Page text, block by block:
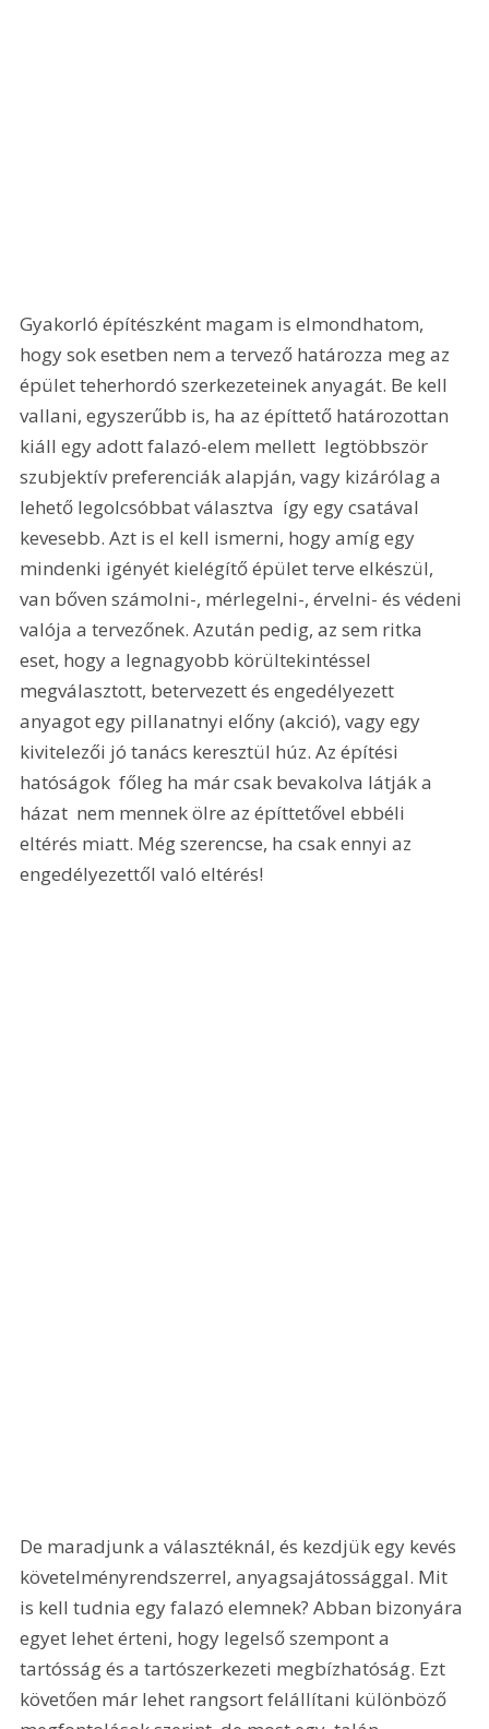
Gyakorló építészként magam is elmondhatom,
hogy sok esetben nem a tervező határozza meg az
épület teherhordó szerkezeteinek anyagát. Be kell
vallani, egyszerűbb is, ha az építtető határozottan
kiáll egy adott falazó-elem mellett  legtöbbször
szubjektív preferenciák alapján, vagy kizárólag a
lehető legolcsóbbat választva  így egy csatával
kevesebb. Azt is el kell ismerni, hogy amíg egy
mindenki igényét kielégítő épület terve elkészül,
van bőven számolni-, mérlegelni-, érvelni- és védeni
valója a tervezőnek. Azután pedig, az sem ritka
eset, hogy a legnagyobb körültekintéssel
megválasztott, betervezett és engedélyezett
anyagot egy pillanatnyi előny (akció), vagy egy
kivitelezői jó tanács keresztül húz. Az építési
hatóságok  főleg ha már csak bevakolva látják a
házat  nem mennek ölre az építtetővel ebbéli
eltérés miatt. Még szerencse, ha csak ennyi az
engedélyezettől való eltérés!
De maradjunk a választéknál, és kezdjük egy kevés
követelményrendszerrel, anyagsajátossággal. Mit
is kell tudnia egy falazó elemnek? Abban bizonyára
egyet lehet érteni, hogy legelső szempont a
tartósság és a tartószerkezeti megbízhatóság. Ezt
követően már lehet rangsort felállítani különböző